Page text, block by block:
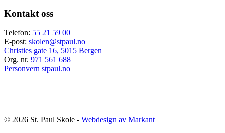
Kontakt oss
Telefon: 55 21 59 00
E-post: skolen@stpaul.no
Christies gate 16, 5015 Bergen
Org. nr. 971 561 688
Personvern stpaul.no
© 2026 St. Paul Skole - Webdesign av Markant